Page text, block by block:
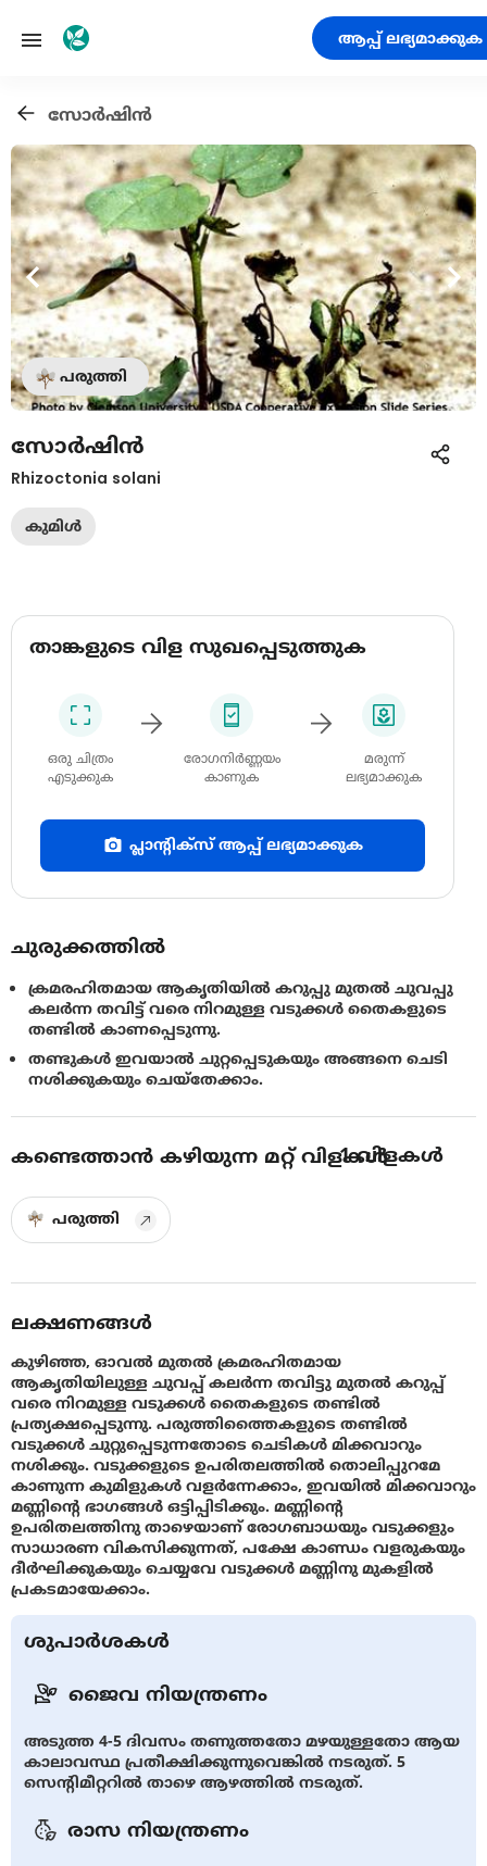
ആപ്പ് ലഭ്യമാക്കുക
സോര്‍ഷിന്‍
പരുത്തി
സോര്‍ഷിന്‍
Rhizoctonia solani
കുമിൾ
താങ്കളുടെ വിള സുഖപ്പെടുത്തുക
ഒരു ചിത്രം
എടുക്കുക
രോഗനിർണ്ണയം
കാണുക
മരുന്ന്
ലഭ്യമാക്കുക
പ്ലാന്റിക്സ് ആപ്പ് ലഭ്യമാക്കുക
ചുരുക്കത്തിൽ
ക്രമരഹിതമായ ആകൃതിയില്‍ കറുപ്പു മുതല്‍ ചുവപ്പു
കലര്‍ന്ന തവിട്ട് വരെ നിറമുള്ള വടുക്കള്‍ തൈകളുടെ
തണ്ടില്‍ കാണപ്പെടുന്നു.
തണ്ടുകള്‍ ഇവയാല്‍ ചുറ്റപ്പെടുകയും അങ്ങനെ ചെടി
നശിക്കുകയും ചെയ്തേക്കാം.
കണ്ടെത്താൻ കഴിയുന്ന മറ്റ് വിളകൾ
1വിളകൾ
പരുത്തി
ലക്ഷണങ്ങൾ
കുഴിഞ്ഞ, ഓവല്‍ മുതല്‍ ക്രമരഹിതമായ
ആകൃതിയിലുള്ള ചുവപ്പ് കലര്‍ന്ന തവിട്ടു മുതല്‍ കറുപ്പ്
വരെ നിറമുള്ള വടുക്കള്‍ തൈകളുടെ തണ്ടില്‍
പ്രത്യക്ഷപ്പെടുന്നു. പരുത്തിത്തൈകളുടെ തണ്ടില്‍
വടുക്കള്‍ ചുറ്റുപ്പെടുന്നതോടെ ചെടികള്‍ മിക്കവാറും
നശിക്കും. വടുക്കളുടെ ഉപരിതലത്തില്‍ തൊലിപ്പുറമേ
കാണുന്ന കുമിളുകള്‍ വളര്‍ന്നേക്കാം, ഇവയില്‍ മിക്കവാറും
മണ്ണിന്റെ ഭാഗങ്ങള്‍ ഒട്ടിപ്പിടിക്കും. മണ്ണിന്റെ
ഉപരിതലത്തിനു താഴെയാണ് രോഗബാധയും വടുക്കളും
സാധാരണ വികസിക്കുന്നത്, പക്ഷേ കാണ്ഡം വളരുകയും
ദീര്‍ഘിക്കുകയും ചെയ്യവേ വടുക്കള്‍ മണ്ണിനു മുകളില്‍
പ്രകടമായേക്കാം.
ശുപാർശകൾ
ജൈവ നിയന്ത്രണം
അടുത്ത 4-5 ദിവസം തണുത്തതോ മഴയുള്ളതോ ആയ
കാലാവസ്ഥ പ്രതീക്ഷിക്കുന്നുവെങ്കില്‍ നടരുത്. 5
സെന്റിമീറ്ററില്‍ താഴെ ആഴത്തില്‍ നടരുത്.
രാസ നിയന്ത്രണം